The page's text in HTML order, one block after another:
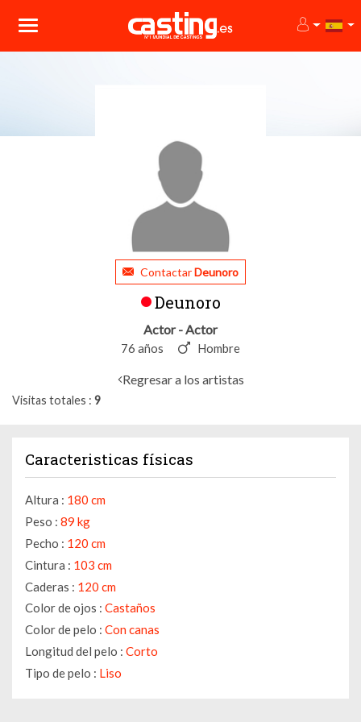
ContactarDeunoro
Deunoro
Actor - Actor
76 años Hombre
Regresar a los artistas
Visitas totales 9
Caracteristicas físicas
Altura : 180 cm
Peso : 89 kg
Pecho : 120 cm
Cintura : 103 cm
Caderas : 120 cm
Color de ojos : Castaños
Color de pelo : Con canas
Longitud del pelo : Corto
Tipo de pelo : Liso